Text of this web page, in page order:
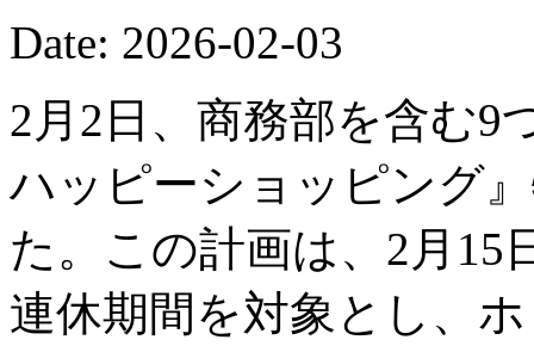
Date: 2026-02-03
2月2日、商務部を含む9
ハッピーショッピング
た。この計画は、2月15
連休期間を対象とし、